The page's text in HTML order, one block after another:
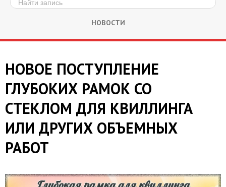
НОВОСТИ
​НОВОЕ ПОСТУПЛЕНИЕ
ГЛУБОКИХ РАМОК СО
СТЕКЛОМ ДЛЯ КВИЛЛИНГА
ИЛИ ДРУГИХ ОБЪЕМНЫХ
РАБОТ